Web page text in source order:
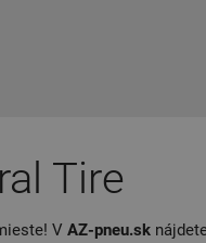
Tire
V AZ-pneu.sk